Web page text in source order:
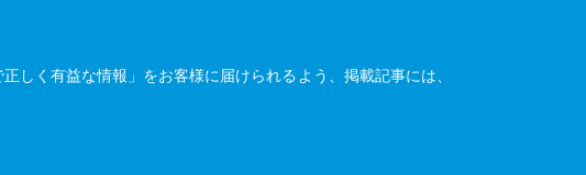
しく有益な情報」をお客様に届けられるよう、掲載記事には、